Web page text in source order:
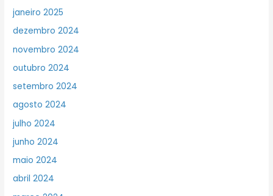
janeiro 2025
dezembro 2024
novembro 2024
outubro 2024
setembro 2024
agosto 2024
julho 2024
junho 2024
maio 2024
abril 2024